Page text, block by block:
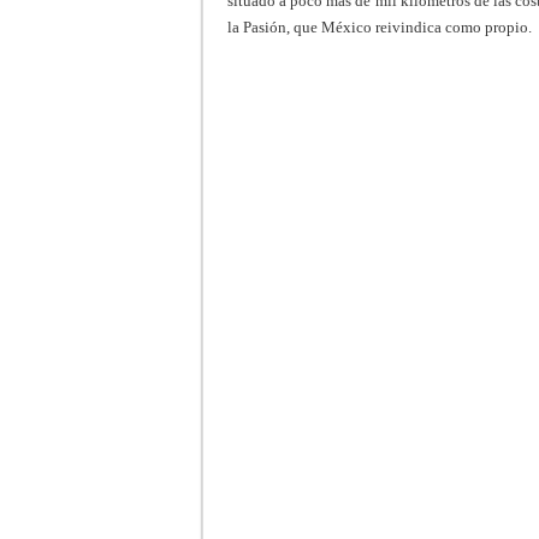
la Pasión, que México reivindica como propio.